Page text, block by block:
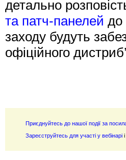
детально
та патч-панелей до
заходу будуть
офіційного
Приєднуйтесь до нашої події за
Зареєструйтесь для участі у вебінарі